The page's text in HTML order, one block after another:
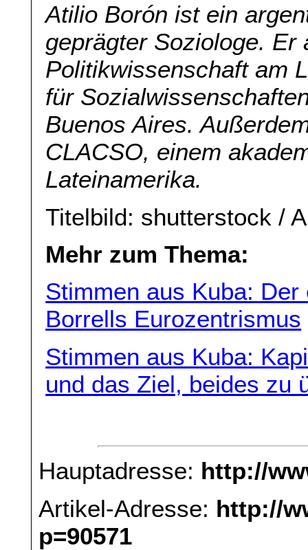
Atilio Borón ist ein
geprägter Soziologe.
Politikwissenschaft am
für
Buenos Aires.
CLACSO, einem
Lateinamerika.
Titelbild: shutterstock /
Mehr zum Thema:
Stimmen aus Kuba:
Borrells Eurozentrismus
Stimmen aus Kuba:
und das Ziel, beides zu
Hauptadresse: http://
Artikel-Adresse: http://
p=90571